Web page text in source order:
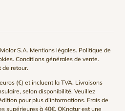
S.A. Mentions légales. Politique de
.Conditions générales de vente.
de retour.
(€) et incluent la TVA. Livraisons
selon disponibilité. Veuillez
pour plus d’informations. Frais de
supérieures à 40€. QKnatur est une